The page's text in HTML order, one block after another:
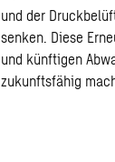
und der
senken. Diese
und künftigen
zukunftsfähig